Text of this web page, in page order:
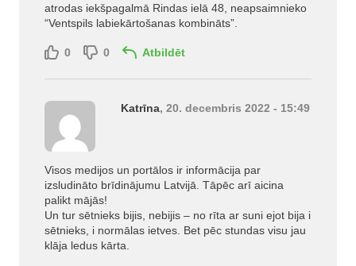
atrodas iekšpagalmā Rindas ielā 48, neapsaimnieko
“Ventspils labiekārtošanas kombināts”.
0 0 Atbildēt
Katrīna, 20. decembris 2022 - 15:49
Visos medijos un portālos ir informācija par
izsludināto brīdinājumu Latvijā. Tāpēc arī aicina
palikt mājās!
Un tur sētnieks bijis, nebijis – no rīta ar suni ejot bija i
sētnieks, i normālas ietves. Bet pēc stundas visu jau
klāja ledus kārta.